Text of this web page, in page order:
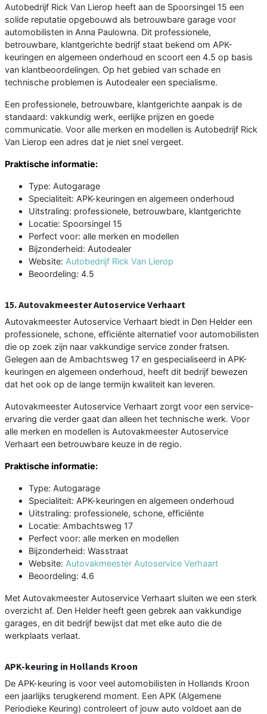
Autobedrijf Rick Van Lierop heeft aan de Spoorsingel 15 een
solide reputatie opgebouwd als betrouwbare garage voor
automobilisten in Anna Paulowna. Dit professionele,
betrouwbare, klantgerichte bedrijf staat bekend om APK-
keuringen en algemeen onderhoud en scoort een 4.5 op basis
van klantbeoordelingen. Op het gebied van schade en
technische problemen is Autodealer een specialisme.
Een professionele, betrouwbare, klantgerichte aanpak is de
standaard: vakkundig werk, eerlijke prijzen en goede
communicatie. Voor alle merken en modellen is Autobedrijf Rick
Van Lierop een adres dat je niet snel vergeet.
Praktische informatie:
Type: Autogarage
Specialiteit: APK-keuringen en algemeen onderhoud
Uitstraling: professionele, betrouwbare, klantgerichte
Locatie: Spoorsingel 15
Perfect voor: alle merken en modellen
Bijzonderheid: Autodealer
Website: Autobedrijf Rick Van Lierop
Beoordeling: 4.5
15. Autovakmeester Autoservice Verhaart
Autovakmeester Autoservice Verhaart biedt in Den Helder een
professionele, schone, efficiënte alternatief voor automobilisten
die op zoek zijn naar vakkundige service zonder fratsen.
Gelegen aan de Ambachtsweg 17 en gespecialiseerd in APK-
keuringen en algemeen onderhoud, heeft dit bedrijf bewezen
dat het ook op de lange termijn kwaliteit kan leveren.
Autovakmeester Autoservice Verhaart zorgt voor een service-
ervaring die verder gaat dan alleen het technische werk. Voor
alle merken en modellen is Autovakmeester Autoservice
Verhaart een betrouwbare keuze in de regio.
Praktische informatie:
Type: Autogarage
Specialiteit: APK-keuringen en algemeen onderhoud
Uitstraling: professionele, schone, efficiënte
Locatie: Ambachtsweg 17
Perfect voor: alle merken en modellen
Bijzonderheid: Wasstraat
Website: Autovakmeester Autoservice Verhaart
Beoordeling: 4.6
Met Autovakmeester Autoservice Verhaart sluiten we een sterk
overzicht af. Den Helder heeft geen gebrek aan vakkundige
garages, en dit bedrijf bewijst dat met elke auto die de
werkplaats verlaat.
APK-keuring in Hollands Kroon
De APK-keuring is voor veel automobilisten in Hollands Kroon
een jaarlijks terugkerend moment. Een APK (Algemene
Periodieke Keuring) controleert of jouw auto voldoet aan de